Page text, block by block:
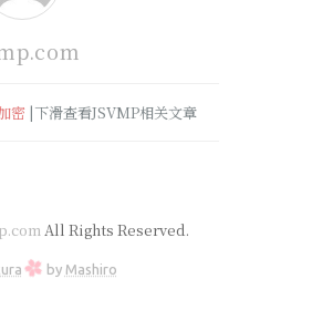
密 |下滑查看JSVMP相关文章
All Rights Reserved.
by Mashiro